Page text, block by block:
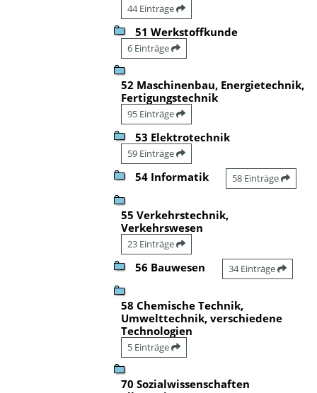
44 Einträge
51 Werkstoffkunde
6 Einträge
52 Maschinenbau, Energietechnik,
Fertigungstechnik
95 Einträge
53 Elektrotechnik
59 Einträge
54 Informatik 58 Einträge
55 Verkehrstechnik,
Verkehrswesen
23 Einträge
56 Bauwesen 34 Einträge
58 Chemische Technik,
Umwelttechnik, verschiedene
Technologien
5 Einträge
70 Sozialwissenschaften